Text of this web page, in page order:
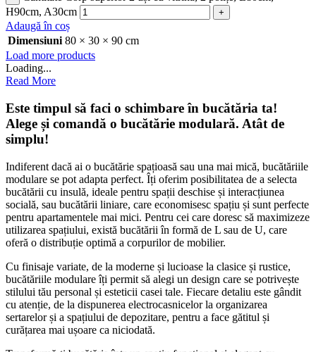
H90cm, A30cm
Adaugă în coș
Dimensiuni 80 × 30 × 90 cm
Load more products
Loading...
Read More
Este timpul să faci o schimbare în bucătăria ta!
Alege și comandă o bucătărie modulară. Atât de
simplu!
Indiferent dacă ai o bucătărie spațioasă sau una mai mică, bucătăriile
modulare se pot adapta perfect. Îți oferim posibilitatea de a selecta
bucătării cu insulă, ideale pentru spații deschise și interacțiunea
socială, sau bucătării liniare, care economisesc spațiu și sunt perfecte
pentru apartamentele mai mici. Pentru cei care doresc să maximizeze
utilizarea spațiului, există bucătării în formă de L sau de U, care
oferă o distribuție optimă a corpurilor de mobilier.
Cu finisaje variate, de la moderne și lucioase la clasice și rustice,
bucătăriile modulare îți permit să alegi un design care se potrivește
stilului tău personal și esteticii casei tale. Fiecare detaliu este gândit
cu atenție, de la dispunerea electrocasnicelor la organizarea
sertarelor și a spațiului de depozitare, pentru a face gătitul și
curățarea mai ușoare ca niciodată.